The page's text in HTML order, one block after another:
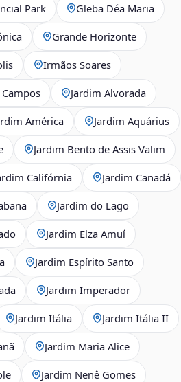
Park Gleba Déa Maria
Grande Horizonte
Irmãos Soares
Jardim Alvorada
América Jardim Aquárius
Jardim Bento de Assis Valim
Califórnia Jardim Canadá
Jardim do Lago
Jardim Elza Amuí
Jardim Espírito Santo
Jardim Imperador
Jardim Itália Jardim Itália II
Jardim Maria Alice
Jardim Nenê Gomes